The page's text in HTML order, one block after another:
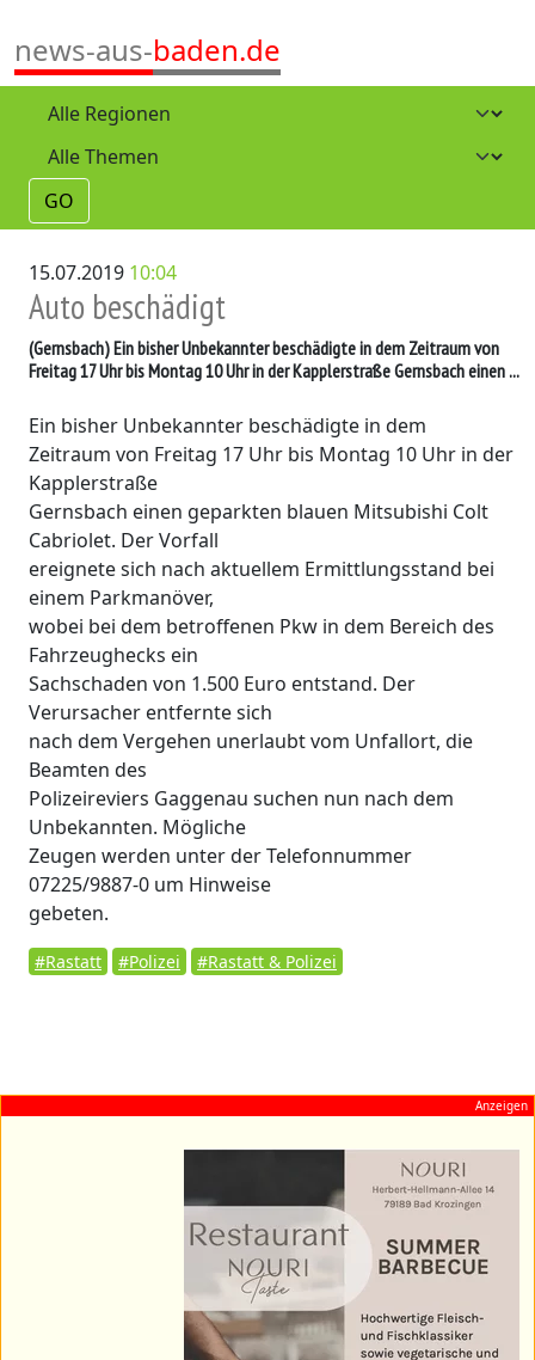
news-aus-baden.de
GO
15.07.2019 10:04
Auto beschädigt
(Gernsbach)Ein bisher Unbekannter beschädigte in dem Zeitraum von
Freitag 17 Uhr bis Montag 10 Uhr in der Kapplerstraße Gernsbach einen ...
Ein bisher Unbekannter beschädigte in dem
Zeitraum von Freitag 17 Uhr bis Montag 10 Uhr in der
Kapplerstraße
Gernsbach einen geparkten blauen Mitsubishi Colt
Cabriolet. Der Vorfall
ereignete sich nach aktuellem Ermittlungsstand bei
einem Parkmanöver,
wobei bei dem betroffenen Pkw in dem Bereich des
Fahrzeughecks ein
Sachschaden von 1.500 Euro entstand. Der
Verursacher entfernte sich
nach dem Vergehen unerlaubt vom Unfallort, die
Beamten des
Polizeireviers Gaggenau suchen nun nach dem
Unbekannten. Mögliche
Zeugen werden unter der Telefonnummer
07225/9887-0 um Hinweise
gebeten.
#Rastatt #Polizei #Rastatt & Polizei
Anzeigen